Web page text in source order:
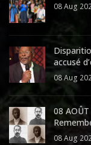
08 Aug
accusé
08 Aug
08
08 Aug